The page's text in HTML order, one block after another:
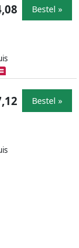
Bestel »
Bestel »